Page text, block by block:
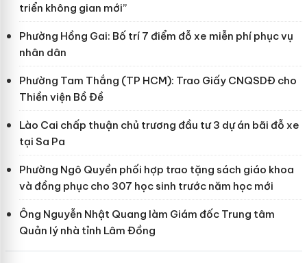
triển không gian mới”
Phường Hồng Gai: Bố trí 7 điểm đỗ xe miễn phí phục vụ
nhân dân
Phường Tam Thắng (TP HCM): Trao Giấy CNQSDĐ cho
Thiền viện Bồ Đề
Lào Cai chấp thuận chủ trương đầu tư 3 dự án bãi đỗ xe
tại Sa Pa
Phường Ngô Quyền phối hợp trao tặng sách giáo khoa
và đồng phục cho 307 học sinh trước năm học mới
Ông Nguyễn Nhật Quang làm Giám đốc Trung tâm
Quản lý nhà tỉnh Lâm Đồng